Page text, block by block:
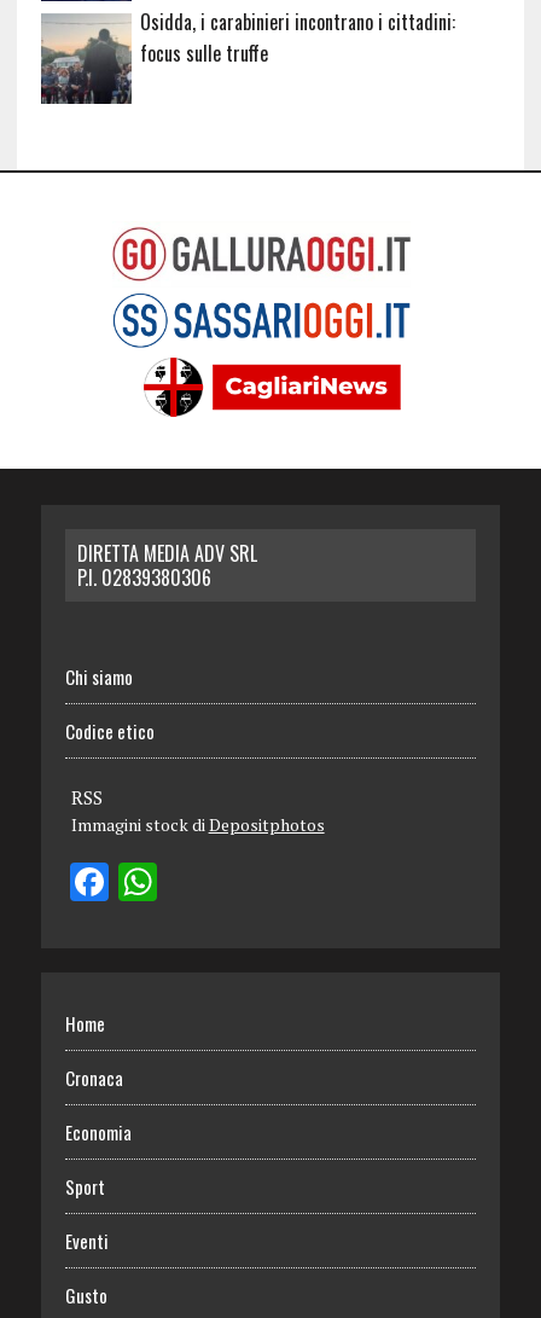
Osidda, i carabinieri incontrano i cittadini:
focus sulle truffe
DIRETTA MEDIA ADV SRL
P.I. 02839380306
Chi siamo
Codice etico
RSS
Immagini stock diDepositphotos
Home
Cronaca
Economia
Sport
Eventi
Gusto